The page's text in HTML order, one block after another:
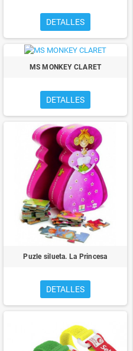
DETALLES
MS MONKEY CLARET
DETALLES
Puzle silueta. La Princesa
DETALLES